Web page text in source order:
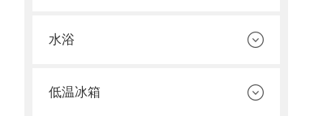
水浴
低温冰箱